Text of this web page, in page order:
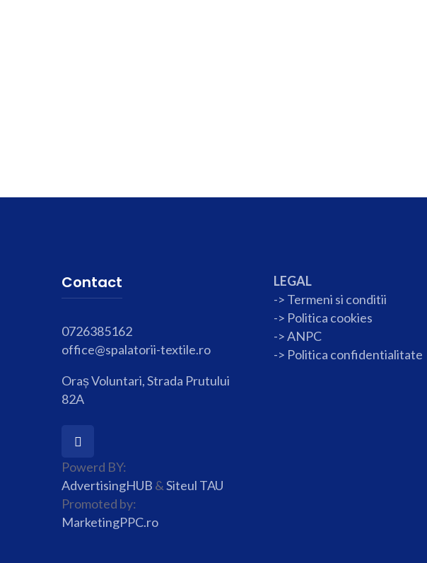
Contact
0726385162
office@spalatorii-textile.ro
Oraș Voluntari, Strada Prutului
82A
LEGAL
-> Termeni si conditii
-> Politica cookies
-> ANPC
-> Politica confidentialitate
Powerd BY:
AdvertisingHUB &Siteul TAU
Promoted by:
MarketingPPC.ro